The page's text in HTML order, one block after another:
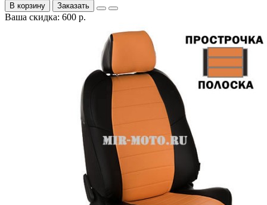
В корзину Заказать
Ваша скидка: 600 р.